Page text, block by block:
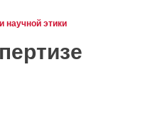
научной этики